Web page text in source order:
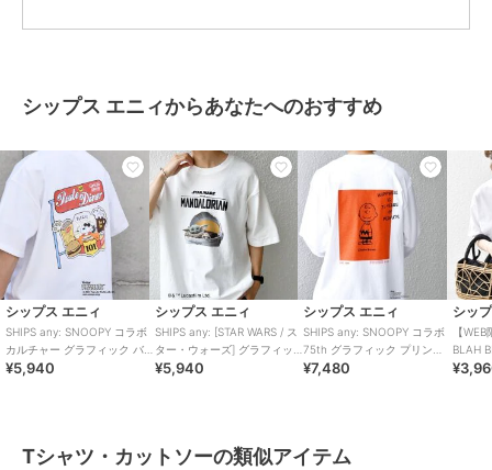
※画像の商品はサンプルです。
ブランド シップス エニィ
ショップ シップス エニィ
商品カテゴリ トップス ／Tシャツ・カットソ
ー
性別タイプ
メンズ
トップス ／Tシャツ・カットソ
ー
サイズ MEDIUM,LARGE,X-LARGE
シップス エニィからあなたへのおすすめ
シップス エニィ
SHIPS any: SNOOPY コラボ
カルチャー グラフィック バ
ック プリント Tシャツ◇
¥5,940
シップス エニィ
SHIPS any: [STAR WARS / ス
ター・ウォーズ] グラフィッ
ク Tシャツ 26SS
¥5,940
シップス エニィ
SHIPS any: SNOOPY コラボ
75th グラフィック プリント
Tシャツ(ロンT)◆
¥7,480
シッ
【
BLAH
ント 刺
Tシャツ・カットソーの類似アイテム